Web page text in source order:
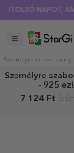
AMIKOR
Személyre szabott arany
Személyre
- 925
7 124 Ft